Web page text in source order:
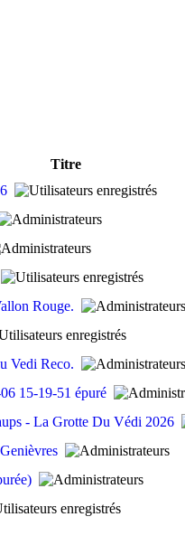
Titre
Rouge.
Vedi Reco.
15-19-51 épuré
- La Grotte Du Védi 2026